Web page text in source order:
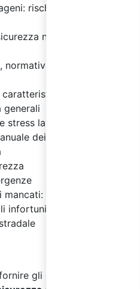
rischi e misure di
nell'uso dei
e regole di
rischi e
generali
stress lavoro correlato
dei carichi: rischi e
importanza per
infortuni
gli elementi